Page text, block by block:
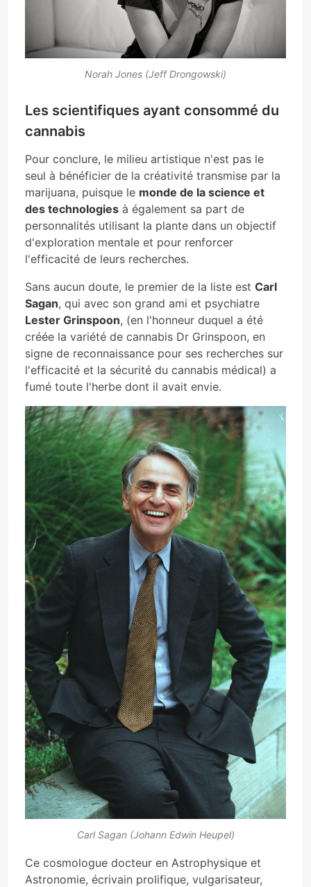
Norah Jones (Jeff Drongowski)
Les scientifiques ayant consommé du
cannabis
Pour conclure, le milieu artistique n'est pas le
seul à bénéficier de la créativité transmise par la
marijuana, puisque le monde de la science et
des technologies à également sa part de
personnalités utilisant la plante dans un objectif
d'exploration mentale et pour renforcer
l'efficacité de leurs recherches.
Sans aucun doute, le premier de la liste est Carl
Sagan, qui avec son grand ami et psychiatre
Lester Grinspoon, (en l'honneur duquel a été
créée la variété de cannabis Dr Grinspoon, en
signe de reconnaissance pour ses recherches sur
l'efficacité et la sécurité du cannabis médical) a
fumé toute l'herbe dont il avait envie.
Carl Sagan (Johann Edwin Heupel)
Ce cosmologue docteur en Astrophysique et
Astronomie, écrivain prolifique, vulgarisateur,